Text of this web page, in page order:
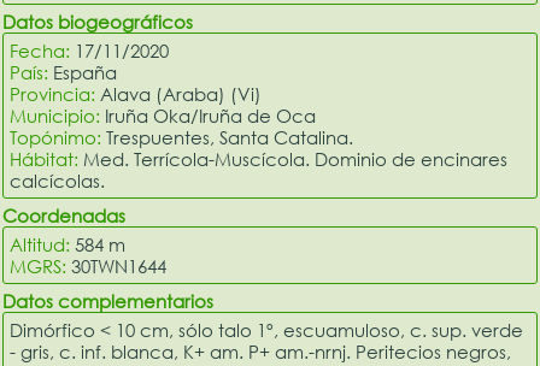
Datos biogeográficos
Fecha: 17/11/2020
País: España
Provincia: Alava (Araba) (Vi)
Municipio: Iruña Oka/Iruña de Oca
Topónimo:Trespuentes, Santa Catalina.
Hábitat: Med. Terrícola-Muscícola. Dominio de encinares
calcícolas.
Coordenadas
Altitud:584 m
MGRS:30TWN1644
Datos complementarios
Dimórfico < 10 cm, sólo talo 1º, escuamuloso, c. sup. verde
- gris, c. inf. blanca, K+ am. P+ am.-nrnj. Peritecios negros,